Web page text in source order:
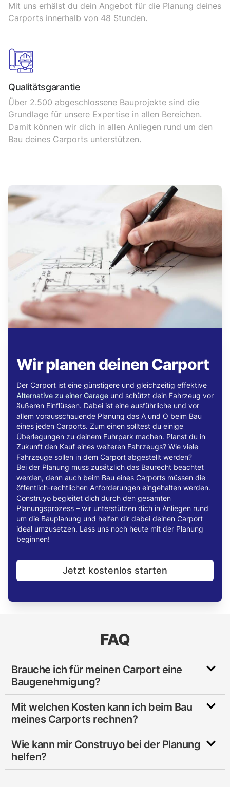
Mit uns erhälst du dein Angebot für die Planung deines
Carports innerhalb von 48 Stunden.
Qualitätsgarantie
Über 2.500 abgeschlossene Bauprojekte sind die
Grundlage für unsere Expertise in allen Bereichen.
Damit können wir dich in allen Anliegen rund um den
Bau deines Carports unterstützen.
Wir planen deinen Carport
Der Carport ist eine günstigere und gleichzeitig effektive
Alternative zu einer Garage und schützt dein Fahrzeug vor
äußeren Einflüssen. Dabei ist eine ausführliche und vor
allem vorausschauende Planung das A und O beim Bau
eines jeden Carports. Zum einen solltest du einige
Überlegungen zu deinem Fuhrpark machen. Planst du in
Zukunft den Kauf eines weiteren Fahrzeugs? Wie viele
Fahrzeuge sollen in dem Carport abgestellt werden?
Bei der Planung muss zusätzlich das Baurecht beachtet
werden, denn auch beim Bau eines Carports müssen die
öffentlich-rechtlichen Anforderungen eingehalten werden.
Construyo begleitet dich durch den gesamten
Planungsprozess – wir unterstützen dich in Anliegen rund
um die Bauplanung und helfen dir dabei deinen Carport
ideal umzusetzen. Lass uns noch heute mit der Planung
beginnen!
Jetzt kostenlos starten
FAQ
Brauche ich für meinen Carport eine
Baugenehmigung?
Mit welchen Kosten kann ich beim Bau
meines Carports rechnen?
Wie kann mir Construyo bei der Planung
helfen?